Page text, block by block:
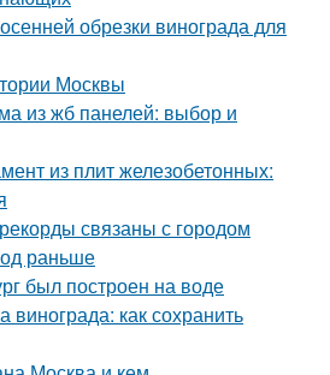
обрезки винограда для
Москвы
из жб панелей: выбор и
из плит железобетонных:
связаны с городом
раньше
был построен на воде
винограда: как сохранить